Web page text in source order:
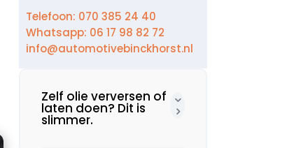
Telefoon: 070 385 24 40
Whatsapp: 06 17 98 82 72
info@automotivebinckhorst.nl
Zelf olie verversen of
laten doen? Dit is
slimmer.​